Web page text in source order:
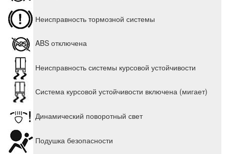
Неисправность тормозной системы
ABS отключена
Неисправность системы курсовой устойчивости
Система курсовой устойчивости включена (мигает)
Динамический поворотный свет
Подушка безопасности